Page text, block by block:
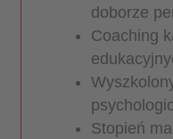
doborze
Coaching
Stopień